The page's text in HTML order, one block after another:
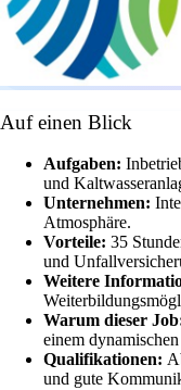
Auf einen Blick
Aufgaben:
und
Unternehmen:
Atmosphäre.
Vorteile: 35
und
Weitere
Warum dieser
einem
Qualifikationen:
und gute